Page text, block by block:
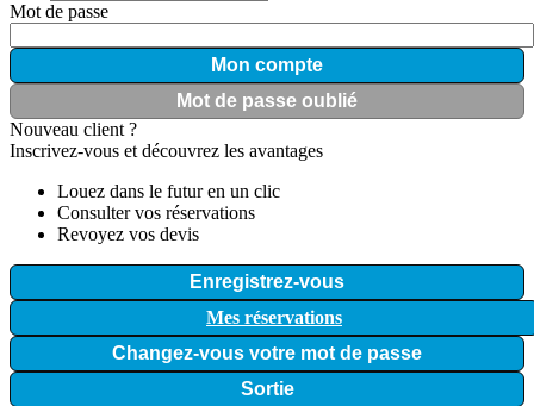
Mot de passe
Mon compte
Mot de passe oublié
Nouveau client ?
Inscrivez-vous et découvrez les avantages
Louez dans le futur en un clic
Consulter vos réservations
Revoyez vos devis
Enregistrez-vous
Mes réservations
Changez-vous votre mot de passe
Sortie